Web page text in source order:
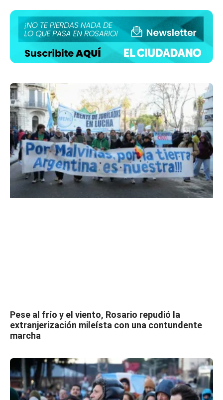
Pese al frío y el viento, Rosario repudió la
extranjerización mileísta con una contundente
marcha